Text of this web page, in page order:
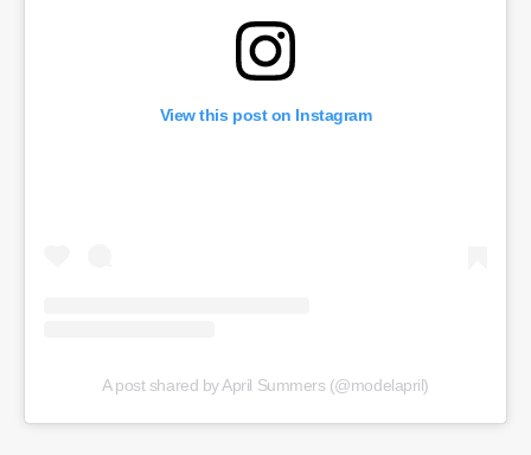
View this post on Instagram
A post shared by April Summers (@modelapril)